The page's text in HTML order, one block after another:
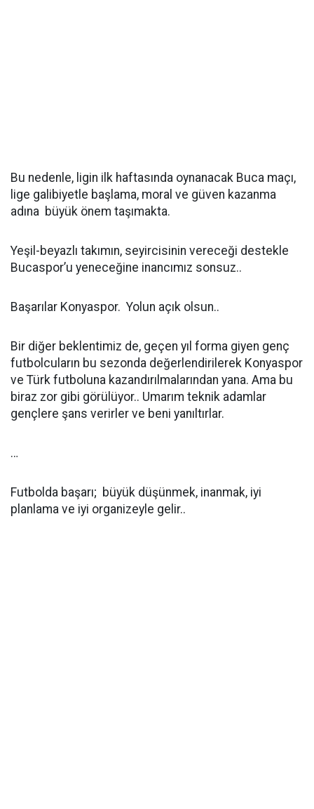
Bu nedenle, ligin ilk haftasında oynanacak Buca maçı,
lige galibiyetle başlama, moral ve güven kazanma
adına büyük önem taşımakta.
Yeşil-beyazlı takımın, seyircisinin vereceği destekle
Bucaspor’u yeneceğine inancımız sonsuz..
Başarılar Konyaspor. Yolun açık olsun..
Bir diğer beklentimiz de, geçen yıl forma giyen genç
futbolcuların bu sezonda değerlendirilerek Konyaspor
ve Türk futboluna kazandırılmalarından yana. Ama bu
biraz zor gibi görülüyor.. Umarım teknik adamlar
gençlere şans verirler ve beni yanıltırlar.
…
Futbolda başarı; büyük düşünmek, inanmak, iyi
planlama ve iyi organizeyle gelir..